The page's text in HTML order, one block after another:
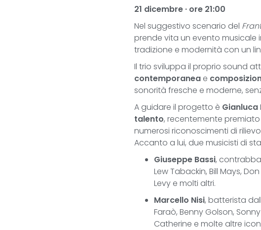
21 dicembre · ore 21:00
Nel suggestivo scenario del
prende vita un evento musicale
tradizione e modernità con un
Il trio sviluppa il proprio sound
contemporanea e
sonorità fresche e moderne,
A guidare il progetto è Gianluca
talento, recentemente
numerosi riconoscimenti di
Accanto a lui, due musicisti di
Giuseppe Bassi,
Lew Tabackin, Bill Mays,
Levy e molti altri.
Marcello Nisi, batterista
Faraò, Benny Golson,
Catherine e molte altre